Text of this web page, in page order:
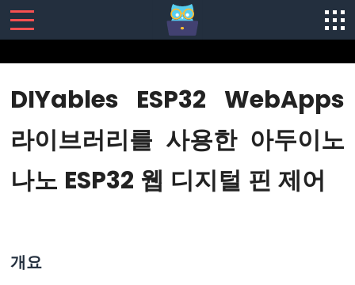
아
이
나
노
프
트
DIYables ESP32 WebApps
라이브러리를 사용한 아두이노
나노 ESP32 웹 디지털 핀 제어
개요